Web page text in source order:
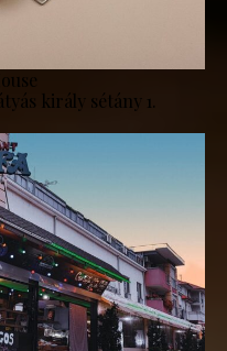
király sétány 1.